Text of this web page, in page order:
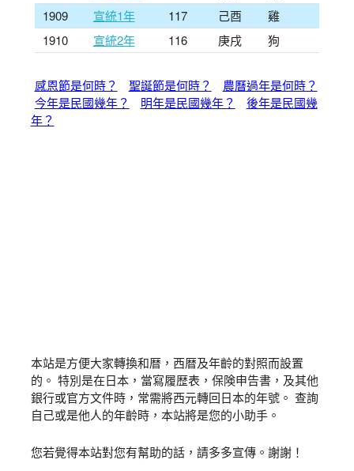
1909
宣統1年 117 己酉
雞
1910
宣統2年 116 庚戌 狗
感恩節是何時？ 聖誕節是何時？
農曆過年是何時？
今年是民國幾年？
明年是民國幾年？
後年是民國幾
年？
本站是方便大家轉換和暦，西暦及年齡的對照而設置
的。 特別是在日本，當寫履歴表，保険申告書，及其他
銀行或官方文件時，常需將西元轉回日本的年號。 查詢
自己或是他人的年齡時，本站將是您的小助手。
您若覺得本站對您有幫助的話，請多多宣傳。謝謝！